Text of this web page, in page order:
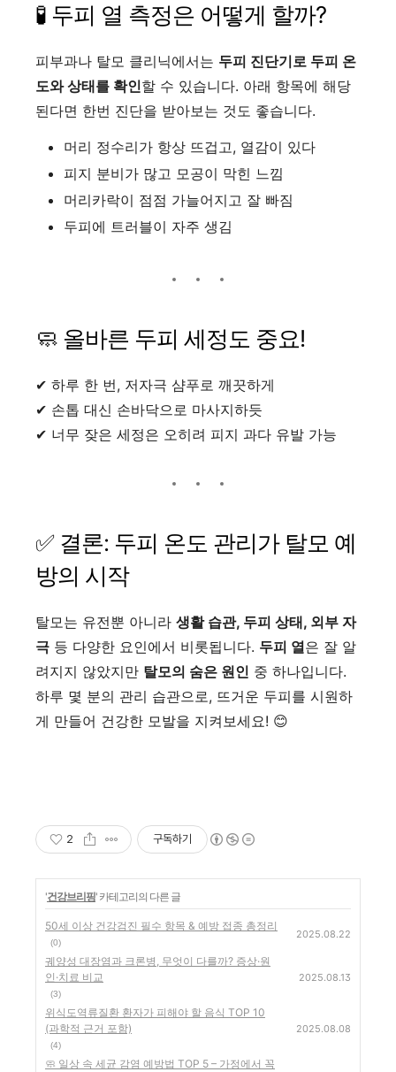
🧪 두피 열 측정은 어떻게 할까?
피부과나 탈모 클리닉에서는 두피 진단기로 두피 온
도와 상태를 확인할 수 있습니다. 아래 항목에 해당
된다면 한번 진단을 받아보는 것도 좋습니다.
머리 정수리가 항상 뜨겁고, 열감이 있다
피지 분비가 많고 모공이 막힌 느낌
머리카락이 점점 가늘어지고 잘 빠짐
두피에 트러블이 자주 생김
🧼 올바른 두피 세정도 중요!
✔ 하루 한 번, 저자극 샴푸로 깨끗하게
✔ 손톱 대신 손바닥으로 마사지하듯
✔ 너무 잦은 세정은 오히려 피지 과다 유발 가능
✅ 결론: 두피 온도 관리가 탈모 예
방의 시작
탈모는 유전뿐 아니라 생활 습관, 두피 상태, 외부 자
극 등 다양한 요인에서 비롯됩니다. 두피 열은 잘 알
려지지 않았지만 탈모의 숨은 원인 중 하나입니다.
하루 몇 분의 관리 습관으로, 뜨거운 두피를 시원하
게 만들어 건강한 모발을 지켜보세요! 😊
2 구독하기
'건강브리핑' 카테고리의 다른 글
50세 이상 건강검진 필수 항목 & 예방 접종 총정리
(0)
2025.08.22
궤양성 대장염과 크론병, 무엇이 다를까? 증상·원
인·치료 비교
(3)
2025.08.13
위식도역류질환 환자가 피해야 할 음식 TOP 10
(과학적 근거 포함)
(4)
2025.08.08
🧼 일상 속 세균 감염 예방법 TOP 5 – 가정에서 꼭